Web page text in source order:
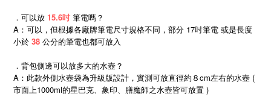
．可以放 15.6吋 筆電嗎？
A：可以，但根據各廠牌筆電尺寸規格不同，部分 17吋筆電 或是長度
小於 38 公分的筆電也都可放入
．背包側邊可以放多大的水壺？
A：此款外側水壺袋為升級版設計，實測可放直徑約８cm左右的水壺 (
市面上1000ml的星巴克、象印、膳魔師之水壺皆可放置 )